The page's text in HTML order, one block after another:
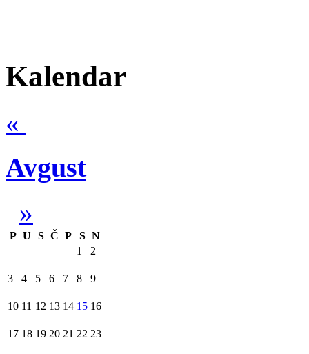
Kalendar
«
Avgust
»
P U S Č P S N
1
2
3 4 5 6 7 8 9
10 11 12 13 14 15 16
17 18 19 20 21 22 23